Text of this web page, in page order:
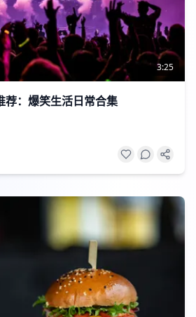
3:25
荐：爆笑生活日常合集